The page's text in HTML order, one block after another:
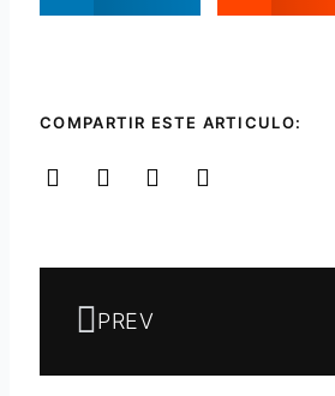
COMPARTIR ESTE ARTICULO:
PREV